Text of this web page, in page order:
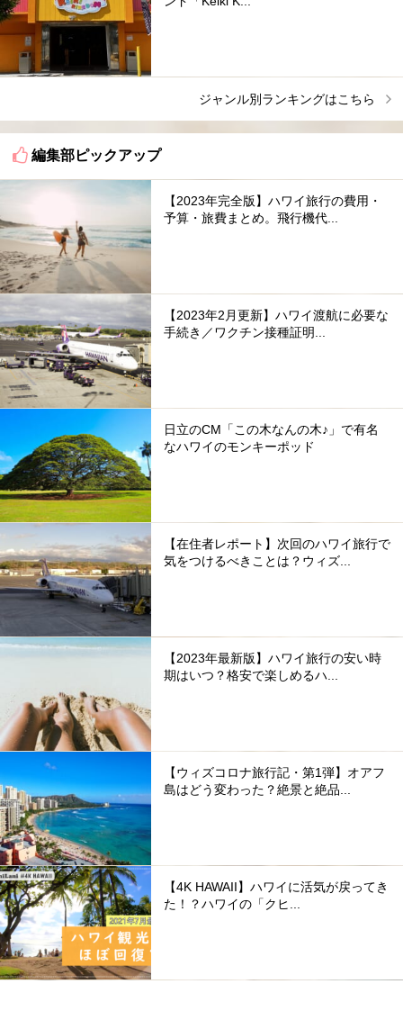
ジャンル別ランキングはこちら
編集部ピックアップ
【2023年完全版】ハワイ旅行の費用・
予算・旅費まとめ。飛行機代...
【2023年2月更新】ハワイ渡航に必要な
手続き／ワクチン接種証明...
日立のCM「この木なんの木♪」で有名
なハワイのモンキーポッド
【在住者レポート】次回のハワイ旅行で
気をつけるべきことは？ウィズ...
【2023年最新版】ハワイ旅行の安い時
期はいつ？格安で楽しめるハ...
【ウィズコロナ旅行記・第1弾】オアフ
島はどう変わった？絶景と絶品...
【4K HAWAII】ハワイに活気が戻ってき
た！？ハワイの「クヒ...